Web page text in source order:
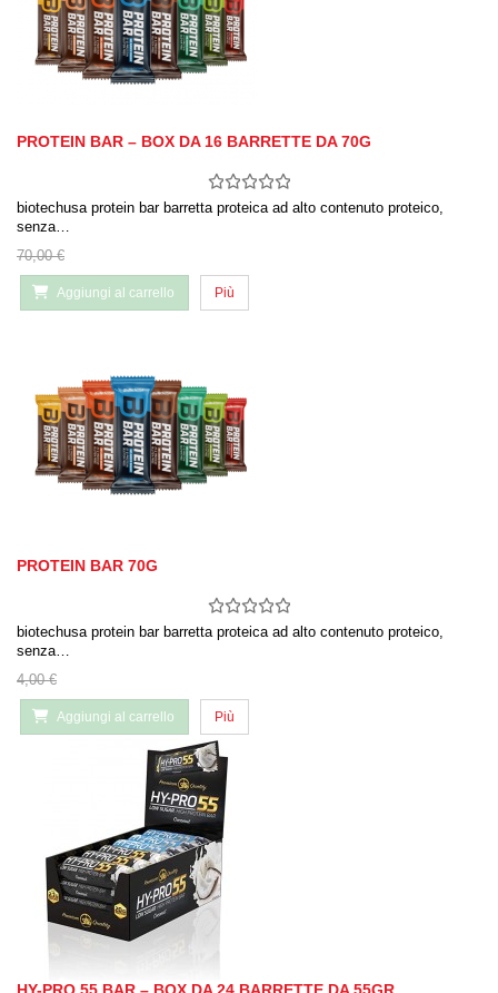
PROTEIN BAR – BOX DA 16 BARRETTE DA 70G
biotechusa protein bar barretta proteica ad alto contenuto proteico,
senza…
70,00 €
Aggiungi al carrello Più
PROTEIN BAR 70G
biotechusa protein bar barretta proteica ad alto contenuto proteico,
senza…
4,00 €
Aggiungi al carrello Più